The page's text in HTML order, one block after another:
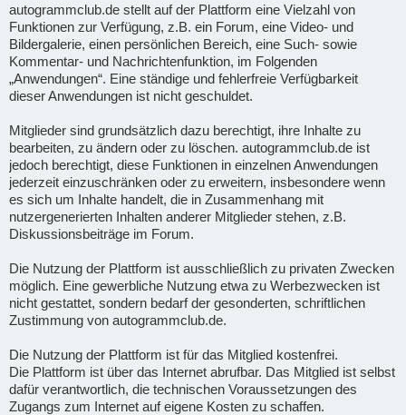
autogrammclub.de stellt auf der Plattform eine Vielzahl von
Funktionen zur Verfügung, z.B. ein Forum, eine Video- und
Bildergalerie, einen persönlichen Bereich, eine Such- sowie
Kommentar- und Nachrichtenfunktion, im Folgenden
„Anwendungen“. Eine ständige und fehlerfreie Verfügbarkeit
dieser Anwendungen ist nicht geschuldet.
Mitglieder sind grundsätzlich dazu berechtigt, ihre Inhalte zu
bearbeiten, zu ändern oder zu löschen. autogrammclub.de ist
jedoch berechtigt, diese Funktionen in einzelnen Anwendungen
jederzeit einzuschränken oder zu erweitern, insbesondere wenn
es sich um Inhalte handelt, die in Zusammenhang mit
nutzergenerierten Inhalten anderer Mitglieder stehen, z.B.
Diskussionsbeiträge im Forum.
Die Nutzung der Plattform ist ausschließlich zu privaten Zwecken
möglich. Eine gewerbliche Nutzung etwa zu Werbezwecken ist
nicht gestattet, sondern bedarf der gesonderten, schriftlichen
Zustimmung von autogrammclub.de.
Die Nutzung der Plattform ist für das Mitglied kostenfrei.
Die Plattform ist über das Internet abrufbar. Das Mitglied ist selbst
dafür verantwortlich, die technischen Voraussetzungen des
Zugangs zum Internet auf eigene Kosten zu schaffen.